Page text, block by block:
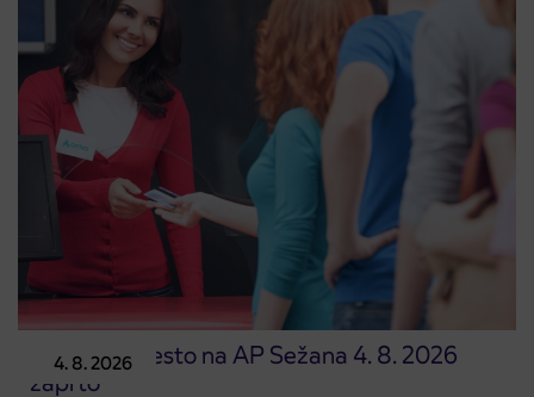
4. 8. 2026
Prodajno mesto na AP Sežana 4. 8. 2026
zaprto